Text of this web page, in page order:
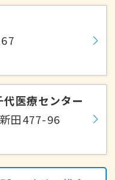
医療センター
田477-96